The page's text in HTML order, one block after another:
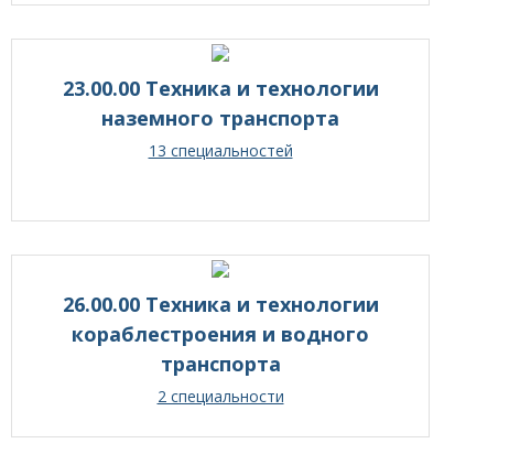
23.00.00 Техника и технологии
наземного транспорта
13 специальностей
26.00.00 Техника и технологии
кораблестроения и водного
транспорта
2 специальности